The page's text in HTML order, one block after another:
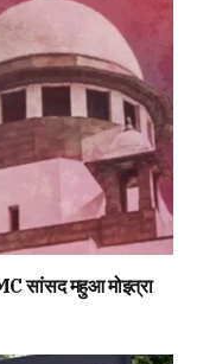
सांसद महुआ मोइत्रा